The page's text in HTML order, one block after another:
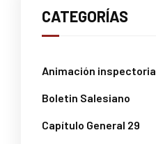
CATEGORÍAS
Animación
Boletin Salesiano
Capítulo General 29